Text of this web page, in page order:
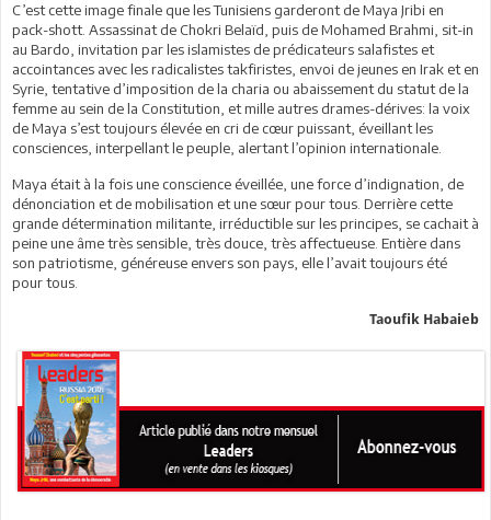
C’est cette image finale que les Tunisiens garderont de Maya Jribi en
pack-shott. Assassinat de Chokri Belaïd, puis de Mohamed Brahmi, sit-in
au Bardo, invitation par les islamistes de prédicateurs salafistes et
accointances avec les radicalistes takfiristes, envoi de jeunes en Irak et en
Syrie, tentative d’imposition de la charia ou abaissement du statut de la
femme au sein de la Constitution, et mille autres drames-dérives: la voix
de Maya s’est toujours élevée en cri de cœur puissant, éveillant les
consciences, interpellant le peuple, alertant l’opinion internationale.
Maya était à la fois une conscience éveillée, une force d’indignation, de
dénonciation et de mobilisation et une sœur pour tous. Derrière cette
grande détermination militante, irréductible sur les principes, se cachait à
peine une âme très sensible, très douce, très affectueuse. Entière dans
son patriotisme, généreuse envers son pays, elle l’avait toujours été
pour tous.
Taoufik Habaieb